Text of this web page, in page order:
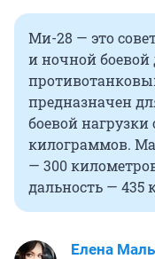
Ми-28 — это
и ночной
предназначен
боевой нагрузки
килограммов.
— 300
дальность — 435
Елена